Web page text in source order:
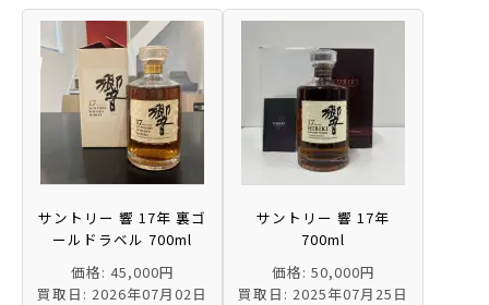
サントリー 響 17年 裏ゴ
ールドラベル 700ml
価格: 45,000円
買取日: 2026年07月02日
サントリー 響 17年
700ml
価格: 50,000円
買取日: 2025年07月25日